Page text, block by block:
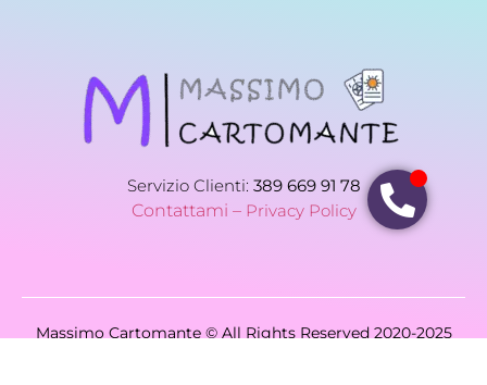
Servizio Clienti: 389 669 91 78
Contattami – Privacy Policy
Massimo Cartomante © All Rights Reserved 2020-2025